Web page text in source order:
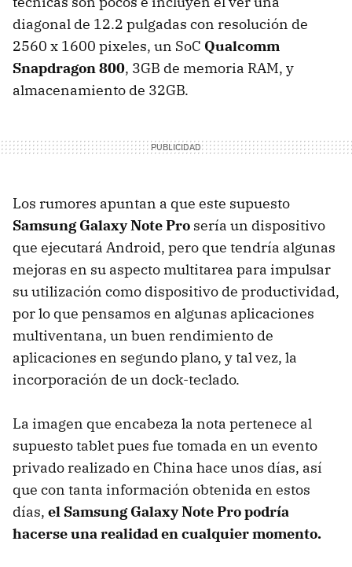
diagonal de 12.2 pulgadas con resolución de
2560 x 1600 pixeles, un SoC Qualcomm
Snapdragon 800, 3GB de memoria RAM, y
almacenamiento de 32GB.
Los rumores apuntan a que este supuesto
Samsung Galaxy Note Pro sería un dispositivo
que ejecutará Android, pero que tendría algunas
mejoras en su aspecto multitarea para impulsar
su utilización como dispositivo de productividad,
por lo que pensamos en algunas aplicaciones
multiventana, un buen rendimiento de
aplicaciones en segundo plano, y tal vez, la
incorporación de un dock-teclado.
La imagen que encabeza la nota pertenece al
supuesto tablet pues fue tomada en un evento
privado realizado en China hace unos días, así
que con tanta información obtenida en estos
días, el Samsung Galaxy Note Pro podría
hacerse una realidad en cualquier momento.